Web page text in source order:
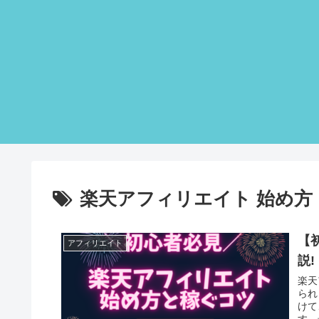
楽天アフィリエイト 始め方
アフィリエイト
説!
楽
ら
け